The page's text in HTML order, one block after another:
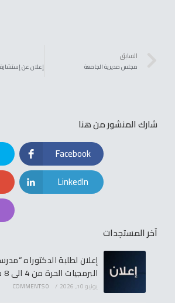
السابق
مجلس مديرية الجامعة
شارك المنشور من هنا
Facebook
LinkedIn
آخر المستجدات
إعلان لطلبة الدكتوراه
البرمجيات الحرة من 4 الى 8 جويلية
يونيو 10, 2026 /
0 COMMENTS